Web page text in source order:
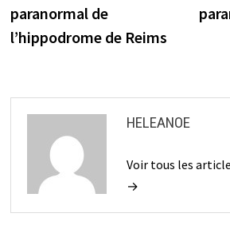
paranormal de
l’hippodrome de Reims
HELEANOE
Voir tous les
→